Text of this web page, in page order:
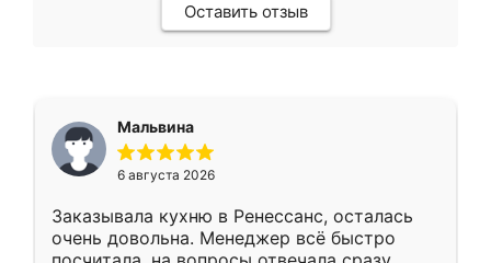
Оставить отзыв
Мальвина
6 августа 2026
Заказывала кухню в Ренессанс, осталась
очень довольна. Менеджер всё быстро